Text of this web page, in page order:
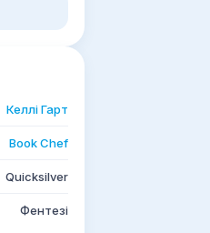
Келлі Гарт
Book Chef
Quicksilver
Фентезі